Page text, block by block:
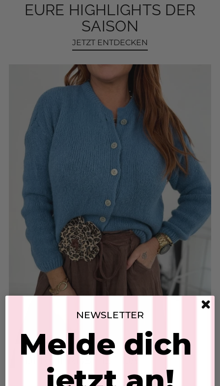
EURE HIGHLIGHTS DER
SAISON
JETZT ENTDECKEN
27. Jul 2026
NEWSLETTER
Melde dich